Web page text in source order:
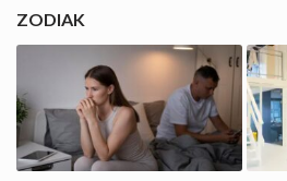
ZODIAK